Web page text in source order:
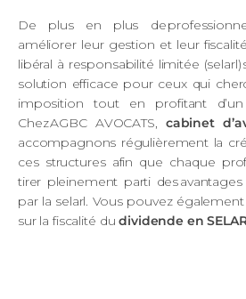
De plus en plus de
améliorer leur gestion et leur
libéral à responsabilité limitée (selarl)
solution efficace pour ceux qui
imposition tout en profitant
ChezAGBC AVOCATS, cabinet
accompagnons régulièrement la
ces structures afin que chaque
tirer pleinement parti des
par la selarl. Vous pouvez
sur la fiscalité du dividende en